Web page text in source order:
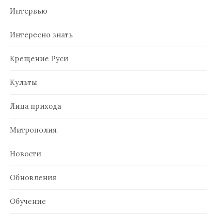
Интервью
Интересно знать
Крещение Руси
Культы
Лица прихода
Митрополия
Новости
Обновления
Обучение